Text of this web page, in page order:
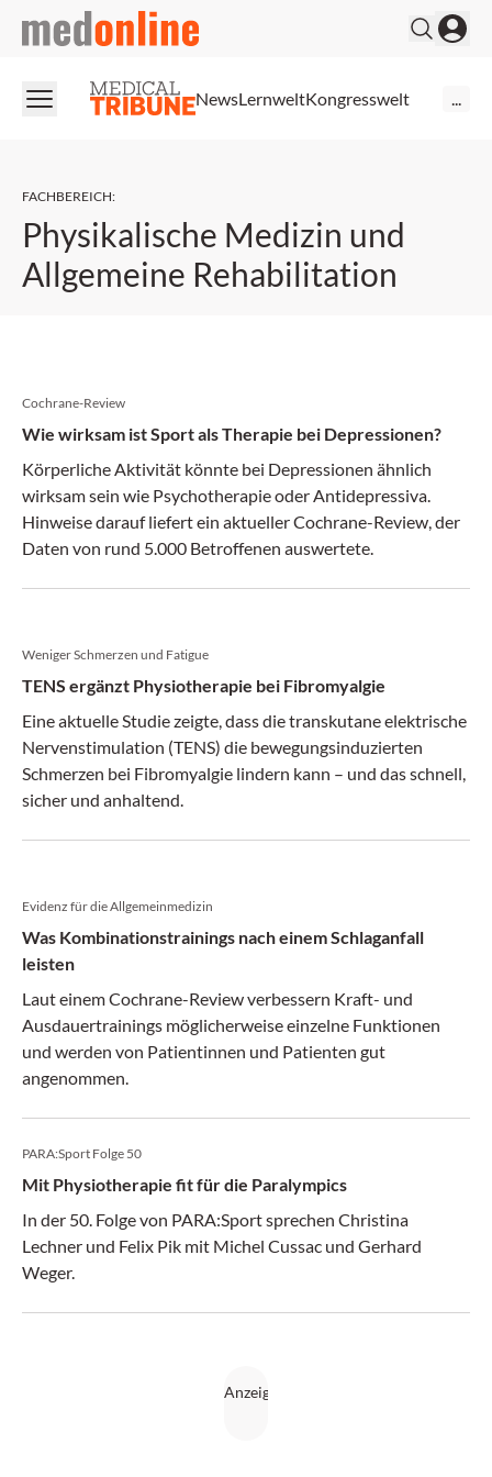
medonline
NewsLernweltKongresswelt
FACHBEREICH:
Physikalische Medizin und
Allgemeine Rehabilitation
Cochrane-Review
Wie wirksam ist Sport als Therapie bei Depressionen?
Körperliche Aktivität könnte bei Depressionen ähnlich
wirksam sein wie Psychotherapie oder Antidepressiva.
Hinweise darauf liefert ein aktueller Cochrane-Review, der
Daten von rund 5.000 Betroffenen auswertete.
Weniger Schmerzen und Fatigue
TENS ergänzt Physiotherapie bei Fibromyalgie
Eine aktuelle Studie zeigte, dass die transkutane elektrische
Nervenstimulation (TENS) die bewegungsinduzierten
Schmerzen bei Fibromyalgie lindern kann – und das schnell,
sicher und anhaltend.
Evidenz für die Allgemeinmedizin
Was Kombinationstrainings nach einem Schlaganfall
leisten
Laut einem Cochrane-Review verbessern Kraft- und
Ausdauertrainings möglicherweise einzelne Funktionen
und werden von Patientinnen und Patienten gut
angenommen.
PARA:Sport Folge 50
Mit Physiotherapie fit für die Paralympics
In der 50. Folge von PARA:Sport sprechen Christina
Lechner und Felix Pik mit Michel Cussac und Gerhard
Weger.